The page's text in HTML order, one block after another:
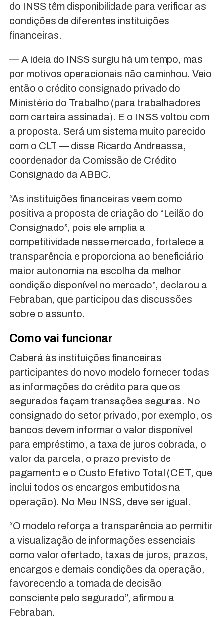
do INSS têm disponibilidade para verificar as
condições de diferentes instituições
financeiras.
— A ideia do INSS surgiu há um tempo, mas
por motivos operacionais não caminhou. Veio
então o crédito consignado privado do
Ministério do Trabalho (para trabalhadores
com carteira assinada). E o INSS voltou com
a proposta. Será um sistema muito parecido
com o CLT — disse Ricardo Andreassa,
coordenador da Comissão de Crédito
Consignado da ABBC.
“As instituições financeiras veem como
positiva a proposta de criação do “Leilão do
Consignado”, pois ele amplia a
competitividade nesse mercado, fortalece a
transparência e proporciona ao beneficiário
maior autonomia na escolha da melhor
condição disponível no mercado”, declarou a
Febraban, que participou das discussões
sobre o assunto.
Como vai funcionar
Caberá às instituições financeiras
participantes do novo modelo fornecer todas
as informações do crédito para que os
segurados façam transações seguras. No
consignado do setor privado, por exemplo, os
bancos devem informar o valor disponível
para empréstimo, a taxa de juros cobrada, o
valor da parcela, o prazo previsto de
pagamento e o Custo Efetivo Total (CET, que
inclui todos os encargos embutidos na
operação). No Meu INSS, deve ser igual.
“O modelo reforça a transparência ao permitir
a visualização de informações essenciais
como valor ofertado, taxas de juros, prazos,
encargos e demais condições da operação,
favorecendo a tomada de decisão
consciente pelo segurado”, afirmou a
Febraban.